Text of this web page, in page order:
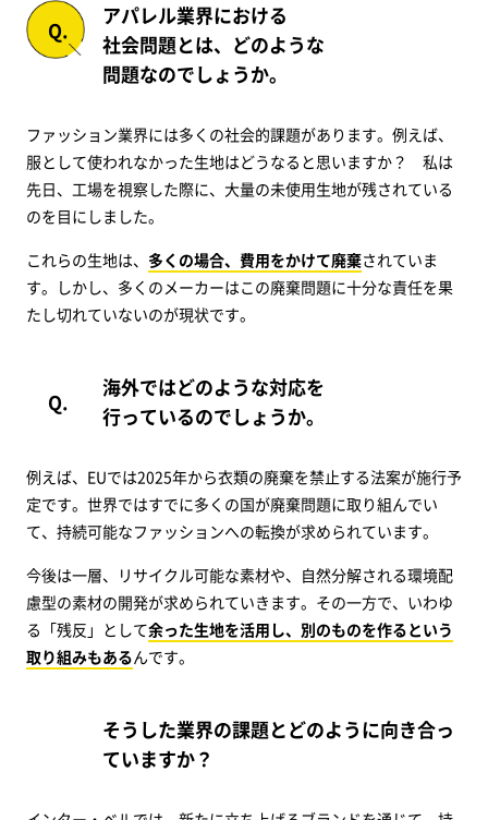
アパレル業界における
社会問題とは、どのような
問題なのでしょうか。
ファッション業界には多くの社会的課題があります。例えば、
服として使われなかった生地はどうなると思いますか？ 私は
先日、工場を視察した際に、大量の未使用生地が残されている
のを目にしました。
これらの生地は、 多くの場合、費用をかけて廃棄されていま
す。しかし、多くのメーカーはこの廃棄問題に十分な責任を果
たし切れていないのが現状です。
海外ではどのような対応を
行っているのでしょうか。
例えば、EUでは2025年から衣類の廃棄を禁止する法案が施行予
定です。世界ではすでに多くの国が廃棄問題に取り組んでい
て、持続可能なファッションへの転換が求められています。
今後は一層、リサイクル可能な素材や、自然分解される環境配
慮型の素材の開発が求められていきます。その一方で、いわゆ
る「残反」として余った生地を活用し、別のものを作るという
取り組みもあるんです。
そうした業界の課題とどのように向き合っ
ていますか？